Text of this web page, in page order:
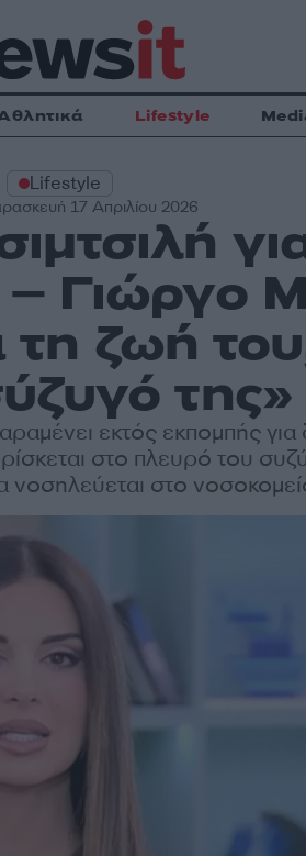
Lifestyle
Lifestyle
17 Απριλίου 2026
Γιώργο
τη ζωή
της»
εκτός εκπομπής για
στο πλευρό του
νοσηλεύεται στο